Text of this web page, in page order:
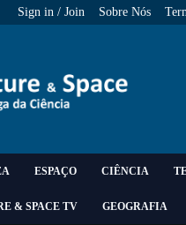
Sign in / Join Sobre Nós
ESPAÇO CIÊNCIA
& SPACE TV GEOGRAFIA